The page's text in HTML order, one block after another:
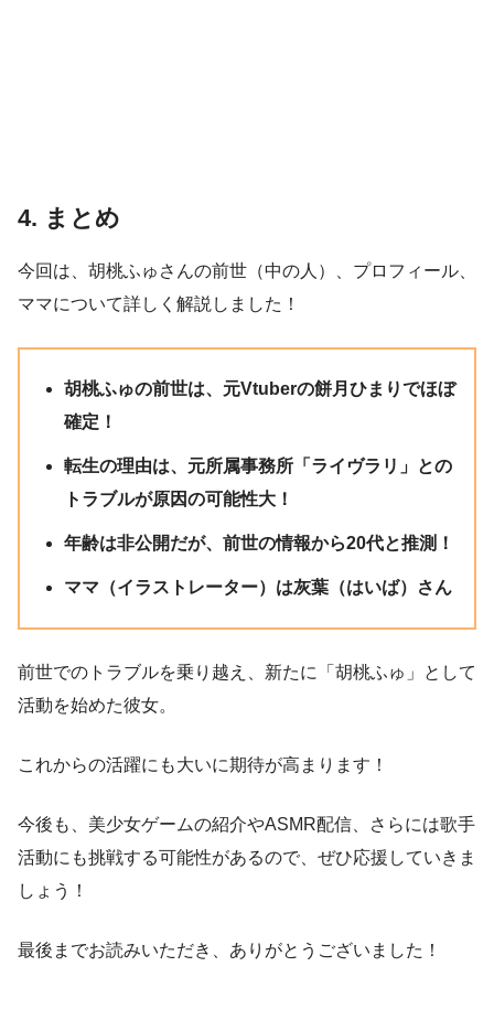
4. まとめ
今回は、胡桃ふゅさんの前世（中の人）、プロフィール、
ママについて詳しく解説しました！
胡桃ふゅの前世は、元Vtuberの餅月ひまりでほぼ
確定！
転生の理由は、元所属事務所「ライヴラリ」との
トラブルが原因の可能性大！
年齢は非公開だが、前世の情報から20代と推測！
ママ（イラストレーター）は灰葉（はいば） さん
前世でのトラブルを乗り越え、新たに「胡桃ふゅ」として
活動を始めた彼女。
これからの活躍にも大いに期待が高まります！
今後も、美少女ゲームの紹介やASMR配信、さらには歌手
活動にも挑戦する可能性があるので、ぜひ応援していきま
しょう！
最後までお読みいただき、ありがとうございました！